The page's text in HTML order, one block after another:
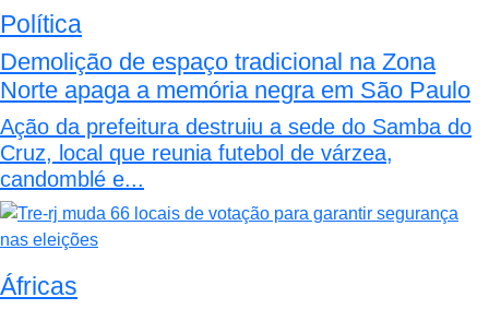
Política
Demolição de espaço tradicional na Zona
Norte apaga a memória negra em São Paulo
Ação da prefeitura destruiu a sede do Samba do
Cruz, local que reunia futebol de várzea,
candomblé e...
Áfricas